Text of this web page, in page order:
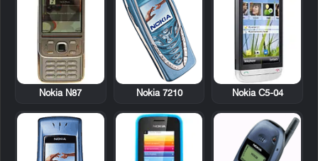
Nokia C5-04
Nokia 7210
Nokia N87